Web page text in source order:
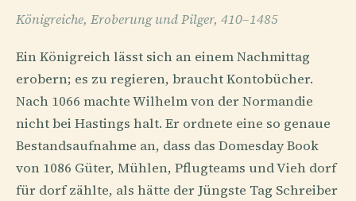
Königreiche, Eroberung und Pilger, 410–1485
Ein Königreich lässt sich an einem Nachmittag
erobern; es zu regieren, braucht Kontobücher.
Nach 1066 machte Wilhelm von der Normandie
nicht bei Hastings halt. Er ordnete eine so genaue
Bestandsaufnahme an, dass das Domesday Book
von 1086 Güter, Mühlen, Pflugteams und Vieh dorf
für dorf zählte, als hätte der Jüngste Tag Schreiber